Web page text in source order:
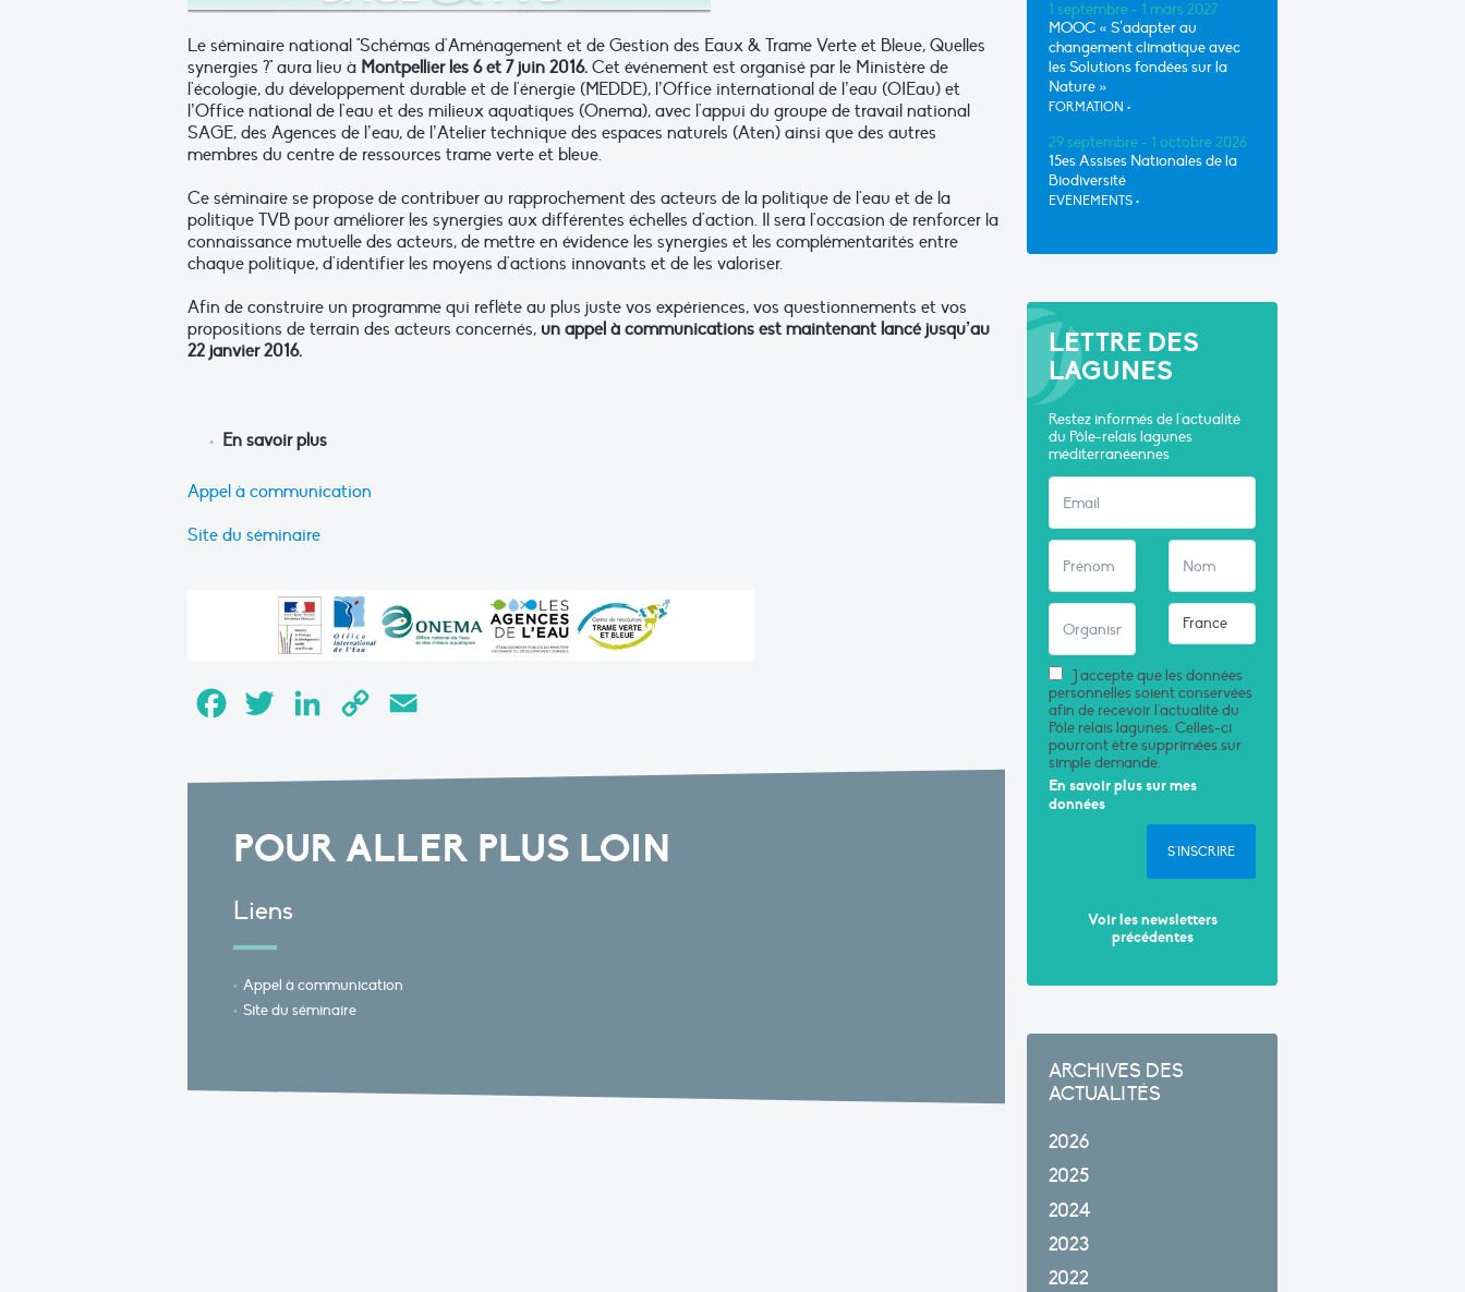
Le séminaire national "Schémas d'Aménagement et de Gestion des Eaux & Trame Verte et Bleue, Quelles
synergies ?" aura lieu à Montpellier les 6 et 7 juin 2016. Cet événement est organisé par le Ministère de
l'écologie, du développement durable et de l'énergie (MEDDE), l’Office international de l’eau (OIEau) et
l’Office national de l'eau et des milieux aquatiques (Onema), avec l'appui du groupe de travail national
SAGE, des Agences de l’eau, de l’Atelier technique des espaces naturels (Aten) ainsi que des autres
membres du centre de ressources trame verte et bleue.
Ce séminaire se propose de contribuer au rapprochement des acteurs de la politique de l'eau et de la
politique TVB pour améliorer les synergies aux différentes échelles d'action. Il sera l'occasion de renforcer la
connaissance mutuelle des acteurs, de mettre en évidence les synergies et les complémentarités entre
chaque politique, d'identifier les moyens d'actions innovants et de les valoriser.
Afin de construire un programme qui reflète au plus juste vos expériences, vos questionnements et vos
propositions de terrain des acteurs concernés, un appel à communications est maintenant lancé jusqu’au
22 janvier 2016.
En savoir plus
Appel à communication
Site du séminaire
FacebookTwitter LinkedInCopy
POUR ALLER PLUS LOIN
Liens
Appel à communication
Site du séminaire
1 septembre - 1 mars 2027
MOOC « S’adapter au
changement climatique avec
les Solutions fondées sur la
Nature »
FORMATION •
29 septembre - 1 octobre 2026
15es Assises Nationales de la
Biodiversité
EVÈNEMENTS •
LETTRE DES
LAGUNES
Restez informés de l'actualité
du Pôle-relais lagunes
méditerranéennes
J'accepte que les données
personnelles soient conservées
afin de recevoir l'actualité du
Pôle relais lagunes. Celles-ci
pourront être supprimées sur
simple demande.
En savoir plus sur mes
données
S'INSCRIRE
Voir les newsletters
précédentes
ARCHIVES DES
ACTUALITÉS
2026
2025
2024
2023
2022